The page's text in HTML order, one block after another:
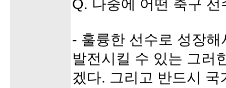
Q. 나중에 어떤 축구
- 훌륭한 선수로 성장
발전시킬 수 있는 그러
겠다. 그리고 반드시